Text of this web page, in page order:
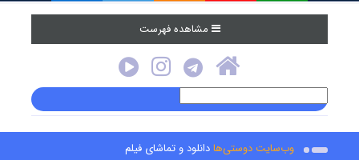
مشاهده فهرست
وب‌سایت دوستی‌هادانلود و تماشای فیلم